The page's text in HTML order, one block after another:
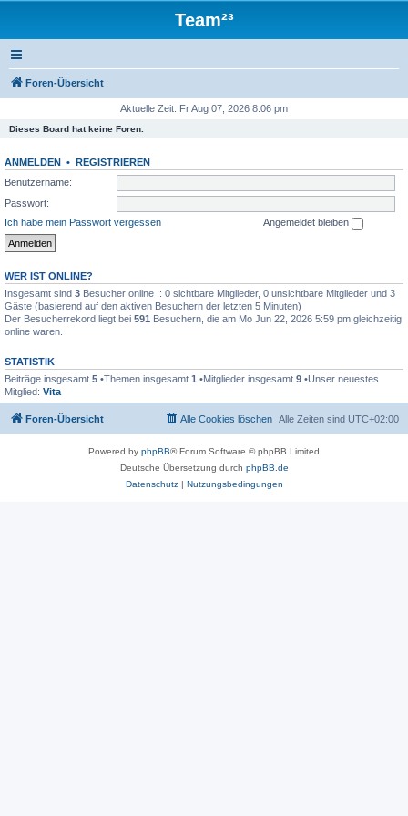
Team²³
Foren-Übersicht
Aktuelle Zeit: Fr Aug 07, 2026 8:06 pm
Dieses Board hat keine Foren.
ANMELDEN • REGISTRIEREN
Benutzername:
Passwort:
Ich habe mein Passwort vergessen
Angemeldet bleiben
WER IST ONLINE?
Insgesamt sind 3 Besucher online :: 0 sichtbare Mitglieder, 0 unsichtbare Mitglieder und 3
Gäste (basierend auf den aktiven Besuchern der letzten 5 Minuten)
Der Besucherrekord liegt bei 591 Besuchern, die am Mo Jun 22, 2026 5:59 pm gleichzeitig
online waren.
STATISTIK
Beiträge insgesamt 5 •Themen insgesamt 1 •Mitglieder insgesamt 9 •Unser neuestes
Mitglied: Vita
Foren-Übersicht Alle Zeiten sind UTC+02:00
Alle Cookies löschen
Powered by phpBB® Forum Software © phpBB Limited
Deutsche Übersetzung durch phpBB.de
Datenschutz| Nutzungsbedingungen